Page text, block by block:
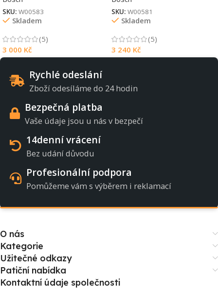
SKU: W00583
Skladem
(5)
3 000 Kč
SKU: W00581
Skladem
(5)
3 240 Kč
Rychlé odeslání
Zboží odesíláme do 24 hodin
Bezpečná platba
Vaše údaje jsou u nás v bezpečí
14denní vrácení
Bez udání důvodu
Profesionální podpora
Pomůžeme vám s výběrem i reklamací
O nás
Kategorie
Užitečné odkazy
Patiční nabídka
Kontaktní údaje společnosti